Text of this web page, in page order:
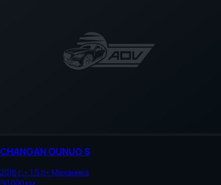
CHANGAN OUNUO S
2016г.• 1.5л• Механика